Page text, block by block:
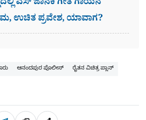
ಎಸ್​ ಜಾನಕಿ ಗೀತ ಗಾಯನ
ಉಚಿತ ಪ್ರವೇಶ, ಯಾವಾಗ?
ಆನಂದಪುರ ಪೊಲೀಸ್
ರೈತನ ವಿಚಿತ್ರ ಪ್ಲಾನ್